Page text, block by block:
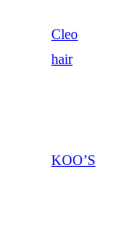
Cleo
hair
KOO’S